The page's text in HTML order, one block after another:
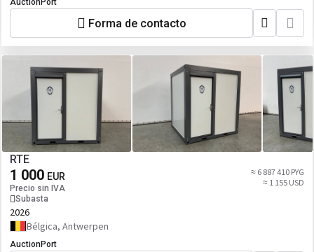
AuctionPort
Forma de contacto
RTE
1 000 EUR
Precio sin IVA
Subasta
≈ 6 887 410 PYG
≈ 1 155 USD
2026
Bélgica, Antwerpen
AuctionPort